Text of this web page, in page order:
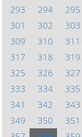
293
294 295
301
302 303
309
310 311
317
318 319
325
326 327
333
334 335
341
342 343
349
350 351